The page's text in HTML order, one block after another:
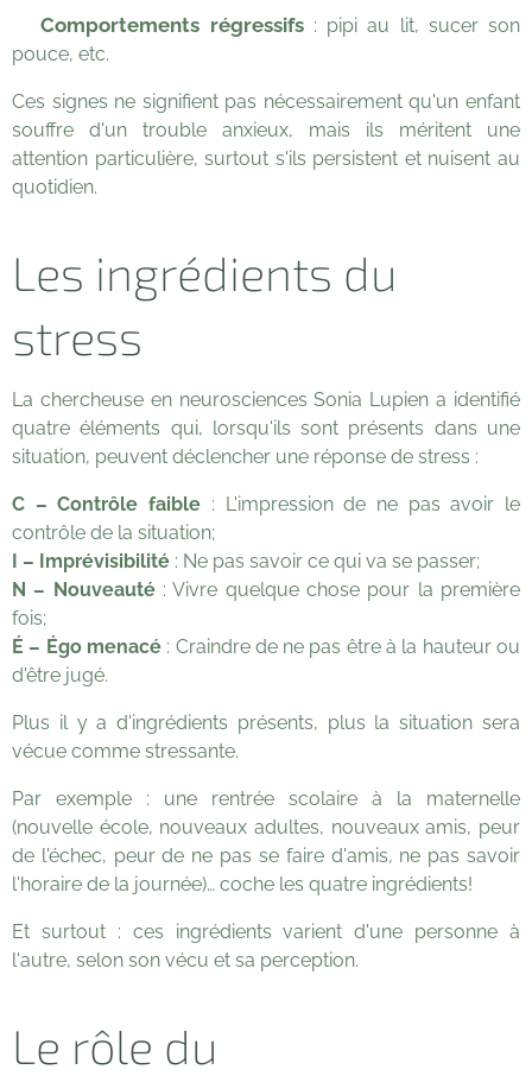
💡Comportements régressifs: pipi au lit, sucer son
pouce, etc.
Ces signes ne signifient pas nécessairement qu'un enfant
souffre d'un trouble anxieux, mais ils méritent une
attention particulière, surtout s'ils persistent et nuisent au
quotidien.
Les ingrédients du
stress
La chercheuse en neurosciences Sonia Lupien a identifié
quatre éléments qui, lorsqu'ils sont présents dans une
situation, peuvent déclencher une réponse de stress :
C – Contrôle faible : L'impression de ne pas avoir le
contrôle de la situation;
I – Imprévisibilité : Ne pas savoir ce qui va se passer;
N – Nouveauté: Vivre quelque chose pour la première
fois;
É – Égo menacé: Craindre de ne pas être à la hauteur ou
d'être jugé.
Plus il y a d'ingrédients présents, plus la situation sera
vécue comme stressante.
Par exemple : une rentrée scolaire à la maternelle
(nouvelle école, nouveaux adultes, nouveaux amis, peur
de l'échec, peur de ne pas se faire d'amis, ne pas savoir
l'horaire de la journée)… coche les quatre ingrédients!
Et surtout : ces ingrédients varient d'une personne à
l'autre, selon son vécu et sa perception.
Le rôle du